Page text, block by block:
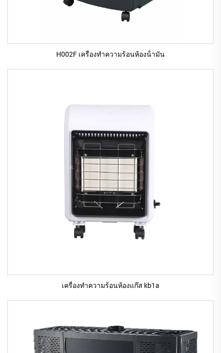
H002F เครื่องทําความร้อนห้องน้ํามัน
เครื่องทําความร้อนห้องแก๊ส kb1a